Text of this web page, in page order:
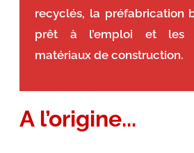
recyclés, la préfabrication
prêt à l’emploi et les
matériaux de construction.
A l’origine...